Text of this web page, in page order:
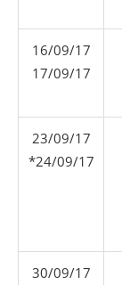
16/09/17
17/09/17
23/09/17
*24/09/17
30/09/17